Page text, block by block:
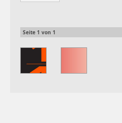
Seite 1 von 1